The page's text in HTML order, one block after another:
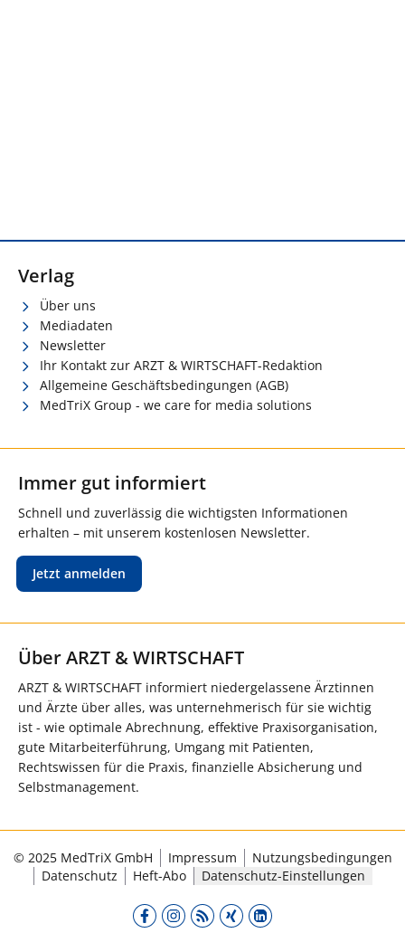
Verlag
Über uns
Mediadaten
Newsletter
Ihr Kontakt zur ARZT & WIRTSCHAFT-Redaktion
Allgemeine Geschäftsbedingungen (AGB)
MedTriX Group - we care for media solutions
Immer gut informiert
Schnell und zuverlässig die wichtigsten Informationen
erhalten – mit unserem kostenlosen Newsletter.
Jetzt anmelden
Über ARZT & WIRTSCHAFT
ARZT & WIRTSCHAFT informiert niedergelassene Ärztinnen
und Ärzte über alles, was unternehmerisch für sie wichtig
ist - wie optimale Abrechnung, effektive Praxisorganisation,
gute Mitarbeiterführung, Umgang mit Patienten,
Rechtswissen für die Praxis, finanzielle Absicherung und
Selbstmanagement.
© 2025 MedTriX GmbH Impressum
Nutzungsbedingungen
Datenschutz
Heft-Abo Datenschutz-Einstellungen